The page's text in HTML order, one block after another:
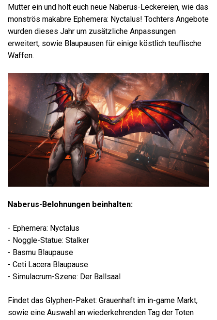
Mutter ein und holt euch neue Naberus-Leckereien, wie das
monströs makabre Ephemera: Nyctalus! Tochters Angebote
wurden dieses Jahr um zusätzliche Anpassungen
erweitert, sowie Blaupausen für einige köstlich teuflische
Waffen.
Naberus-Belohnungen beinhalten:
- Ephemera: Nyctalus
- Noggle-Statue: Stalker
- Basmu Blaupause
- Ceti Lacera Blaupause
- Simulacrum-Szene: Der Ballsaal
Findet das Glyphen-Paket: Grauenhaft im in-game Markt,
sowie eine Auswahl an wiederkehrenden Tag der Toten